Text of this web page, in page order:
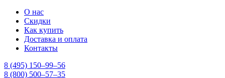
О нас
Скидки
Как купить
Доставка и оплата
Контакты
8 (495) 150–99–56
8 (800) 500–57–35